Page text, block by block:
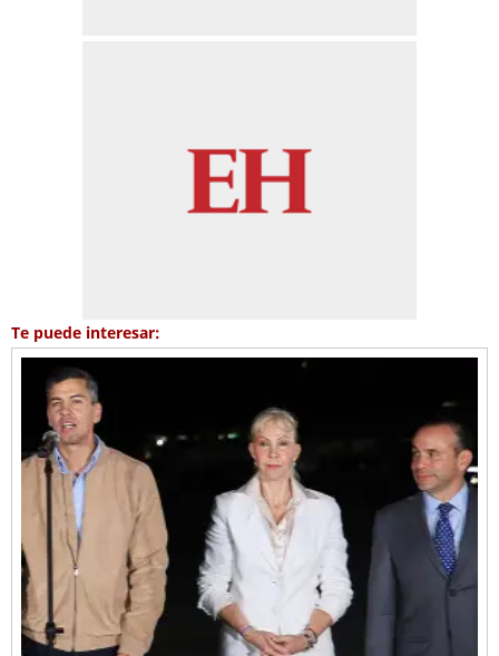
Te puede interesar: